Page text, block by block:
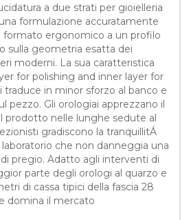
a due strati per gioielleria
formulazione accuratamente
formato ergonomico a un profilo
sulla geometria esatta dei
moderni. La sua caratteristica
for polishing and inner layer for
traduce in minor sforzo al banco e
pezzo. Gli orologiai apprezzano il
nelle lunghe sedute al
gradiscono la tranquillitÁ
che non danneggia una
pregio. Adatto agli interventi di
parte degli orologi al quarzo e
di cassa tipici della fascia 28
domina il mercato